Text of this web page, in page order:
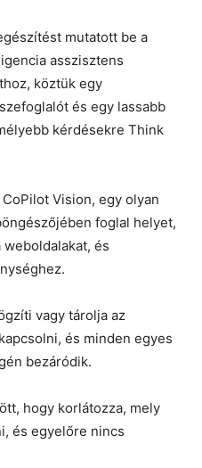
mutatott be a
asszisztens
köztük egy
és egy lassabb
kérdésekre Think
Vision, egy olyan
foglal helyet,
és
vagy tárolja az
és minden egyes
bezáródik.
hogy korlátozza, mely
és egyelőre nincs